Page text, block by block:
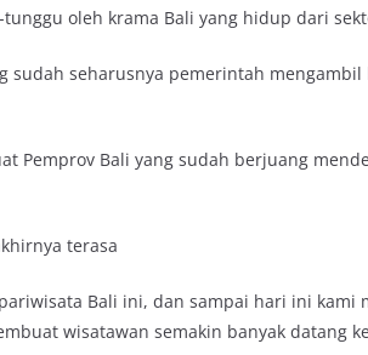
oleh krama Bali yang hidup dari
sudah seharusnya pemerintah mengambil
Pemprov Bali yang sudah berjuang
terasa
Bali ini, dan sampai hari ini kami
wisatawan semakin banyak datang